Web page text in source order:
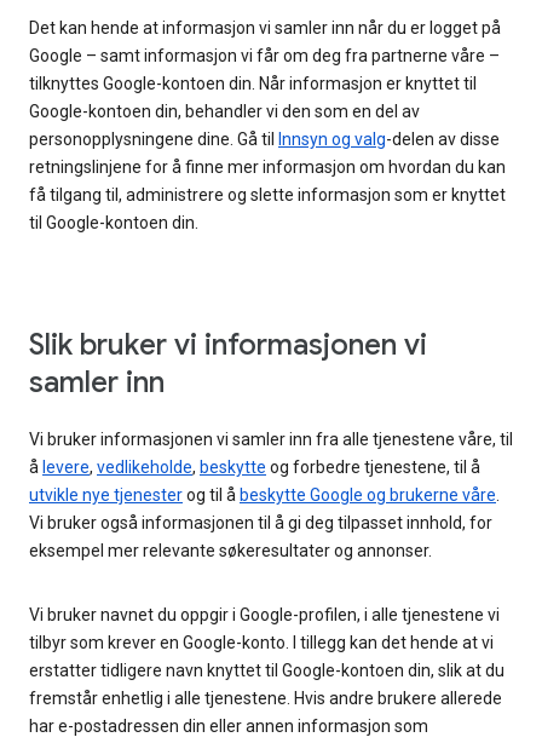
Det kan hende at informasjon vi samler inn når du er logget på
Google – samt informasjon vi får om deg fra partnerne våre –
tilknyttes Google-kontoen din. Når informasjon er knyttet til
Google-kontoen din, behandler vi den som en del av
personopplysningene dine. Gå til
Innsyn og valg-delen av disse
retningslinjene for å finne mer informasjon om hvordan du kan
få tilgang til, administrere og slette informasjon som er knyttet
til Google-kontoen din.
Slik bruker vi informasjonen vi
samler inn
Vi bruker informasjonen vi samler inn fra alle tjenestene våre, til
å levere, vedlikeholde, beskytte og forbedre tjenestene, til å
utvikle nye tjenesterog til å beskytte Google og brukerne våre.
Vi bruker også informasjonen til å gi deg tilpasset innhold, for
eksempel mer relevante søkeresultater og annonser.
Vi bruker navnet du oppgir i Google-profilen, i alle tjenestene vi
tilbyr som krever en Google-konto. I tillegg kan det hende at vi
erstatter tidligere navn knyttet til Google-kontoen din, slik at du
fremstår enhetlig i alle tjenestene. Hvis andre brukere allerede
har e-postadressen din eller annen informasjon som